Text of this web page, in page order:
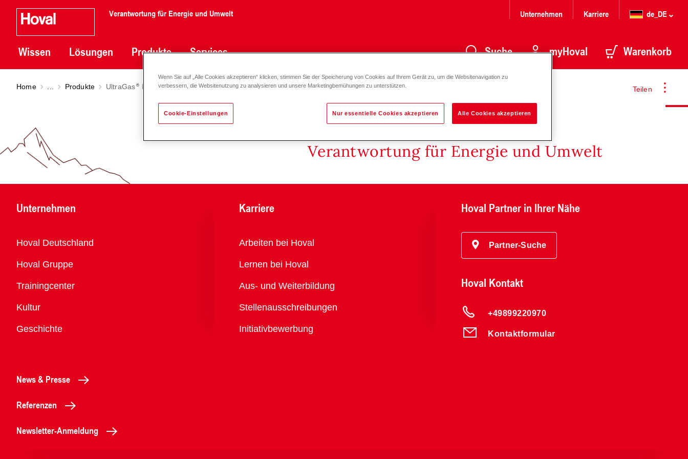
Verantwortung für Energie und Umwelt
Wissen Lösungen Produkte Services
Unternehmen Karriere de_DE
Suche myHoval Warenkorb
Teilen
Home Produkte UltraGas PGS (200-720)
Verantwortung für Energie und Umwelt
Unternehmen
Übersicht
Hoval Deutschland
Hoval Gruppe
Trainingcenter
Kultur
Geschichte
Karriere
Übersicht
Arbeiten bei Hoval
Lernen bei Hoval
Aus- und Weiterbildung
Stellenausschreibungen
Initiativbewerbung
Hoval Partner in Ihrer Nähe
Partner-Suche
Hoval Kontakt
+49899220970
Kontaktformular
News & Presse
Referenzen
Newsletter-Anmeldung
Wenn Sie auf „Alle Cookies akzeptieren“ klicken, stimmen Sie der Speicherung von Cookies auf Ihrem Gerät zu, um die Websitenavigation zu
verbessern, die Websitenutzung zu analysieren und unsere Marketingbemühungen zu unterstützen.
Cookie-Einstellungen Nur essentielle Cookies akzeptieren Alle Cookies akzeptieren